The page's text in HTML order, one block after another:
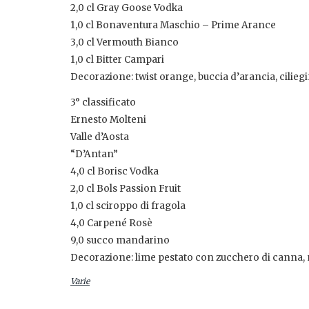
2,0 cl Gray Goose Vodka
1,0 cl Bonaventura Maschio – Prime Arance
3,0 cl Vermouth Bianco
1,0 cl Bitter Campari
Decorazione: twist orange, buccia d’arancia,
3° classificato
Ernesto Molteni
Valle d’Aosta
“D’Antan”
4,0 cl Borisc Vodka
2,0 cl Bols Passion Fruit
1,0 cl sciroppo di fragola
4,0 Carpené Rosè
9,0 succo mandarino
Decorazione: lime pestato con zucchero di
Varie